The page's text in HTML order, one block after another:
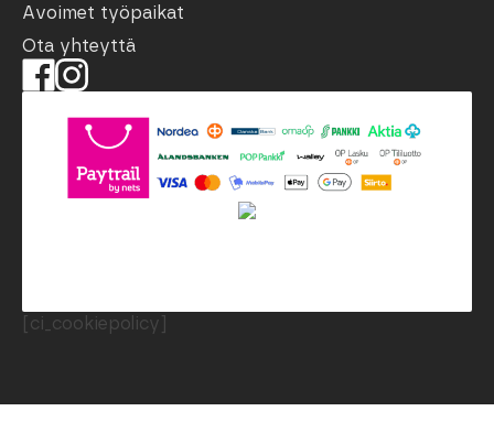
Avoimet työpaikat
Ota yhteyttä
[ci_cookiepolicy]